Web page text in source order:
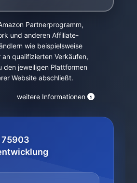
Partnerprogramm,
und anderen Affiliate-
wie beispielsweise
an qualifizierten Verkäufen,
den jeweiligen Plattformen
Website abschließt.
weitere Informationen
75903